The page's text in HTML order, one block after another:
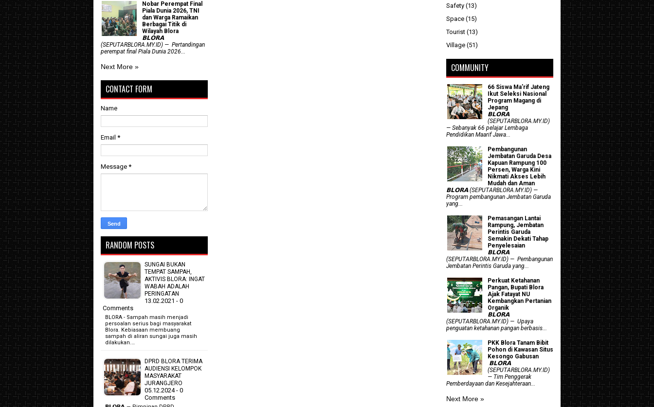
Nobar Perempat Final
Piala Dunia 2026, TNI
dan Warga Ramaikan
Berbagai Titik di
Wilayah Blora
𝗕𝗟𝗢𝗥𝗔
(SEPUTARBLORA.MY.ID) — Pertandingan
perempat final Piala Dunia 2026...
Next More »
CONTACT FORM
Name
Email *
Message *
RANDOM POSTS
SUNGAI BUKAN
TEMPAT SAMPAH,
AKTIVIS BLORA: INGAT
WABAH ADALAH
PERINGATAN
13.02.2021 - 0
Comments
BLORA - Sampah masih menjadi
persoalan serius bagi masyarakat
Blora. Kebiasaan membuang
sampah di aliran sungai juga masih
dilakukan.…
DPRD BLORA TERIMA
AUDIENSI KELOMPOK
MASYARAKAT
JURANGJERO
05.12.2024 - 0
Comments
Safety (13)
Space (15)
Tourist (13)
Village (51)
COMMUNITY
66 Siswa Ma’rif Jateng
Ikut Seleksi Nasional
Program Magang di
Jepang
𝗕𝗟𝗢𝗥𝗔
(SEPUTARBLORA.MY.ID)
— Sebanyak 66 pelajar Lembaga
Pendidikan Maarif Jawa...
Pembangunan
Jembatan Garuda Desa
Kapuan Rampung 100
Persen, Warga Kini
Nikmati Akses Lebih
Mudah dan Aman
𝗕𝗟𝗢𝗥𝗔 (SEPUTARBLORA.MY.ID) —
Program pembangunan Jembatan Garuda
yang...
Pemasangan Lantai
Rampung, Jembatan
Perintis Garuda
Semakin Dekati Tahap
Penyelesaian
𝗕𝗟𝗢𝗥𝗔
(SEPUTARBLORA.MY.ID) — Pembangunan
Jembatan Perintis Garuda yang...
​Perkuat Ketahanan
Pangan, Bupati Blora
Ajak Fatayat NU
Kembangkan Pertanian
Organik
𝗕𝗟𝗢𝗥𝗔
(SEPUTARBLORA.MY.ID) — Upaya
penguatan ketahanan pangan berbasis...
PKK Blora Tanam Bibit
Pohon di Kawasan Situs
Kesongo Gabusan
‎ 𝗕𝗟𝗢𝗥𝗔
(SEPUTARBLORA.MY.ID)
— Tim Penggerak
Pemberdayaan dan Kesejahteraan...
Next More »